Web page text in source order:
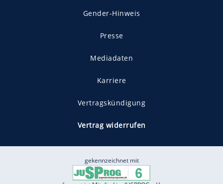
Gender-Hinweis
Presse
Mediadaten
Karriere
Vertragskündigung
Vertrag widerrufen
gekennzeichnet mit